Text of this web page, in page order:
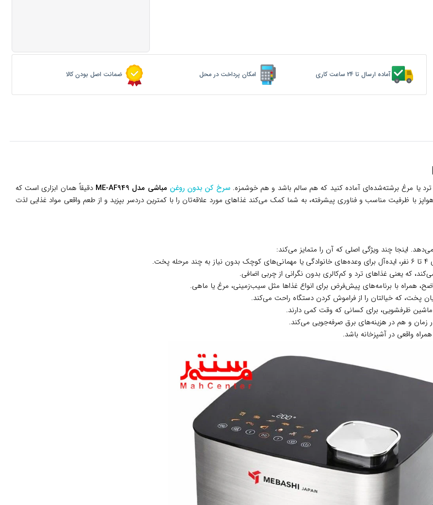
آماده ارسال تا 24 ساعت کاری امکان پرداخت در محل ضمانت اصل بودن کالا
یا مرغ برشته‌شده‌ای آماده کنید که هم سالم باشد و هم خوشمزه.سرخ کن بدون روغن مباشی مدل ME-AF949
دقیقاً همان ابزاری است که
با ظرفیت مناسب و فناوری پیشرفته، به شما کمک می‌کند غذاهای مورد علاقه‌تان را با کمترین دردسر بپزید و از طعم واقعی مواد غذایی لذت
اینجا چند ویژگی اصلی که آن را متمایز می‌کند:
همراه با برنامه‌های پیش‌فرض برای انواع غذاها مثل سیب‌زمینی، مرغ یا ماهی.
پخت، که خیالتان را از فراموش کردن دستگاه راحت می‌کند.
ظرفشویی، برای کسانی که وقت کمی دارند.
و هم در هزینه‌های برق صرفه‌جویی می‌کند.